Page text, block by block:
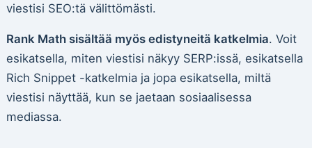
viestisi SEO:tä välittömästi.
Rank Math sisältää myös edistyneitä katkelmia. Voit
esikatsella, miten viestisi näkyy SERP:issä, esikatsella
Rich Snippet -katkelmia ja jopa esikatsella, miltä
viestisi näyttää, kun se jaetaan sosiaalisessa
mediassa.